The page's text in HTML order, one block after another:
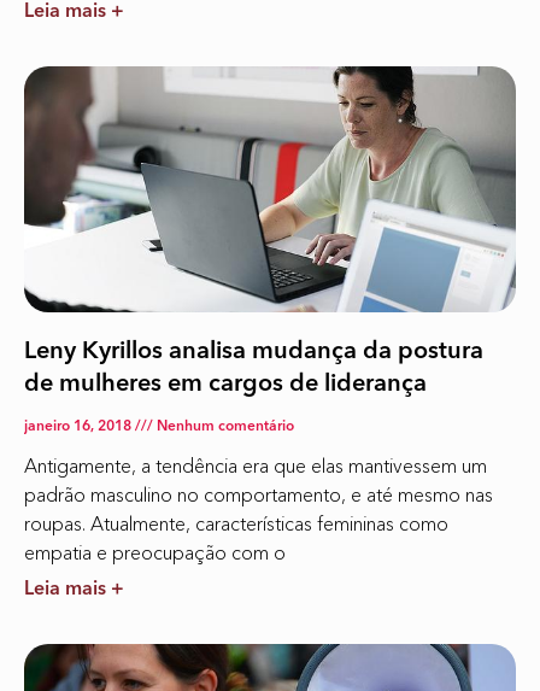
Leia mais +
Leny Kyrillos analisa mudança da postura
de mulheres em cargos de liderança
janeiro 16, 2018 Nenhum comentário
Antigamente, a tendência era que elas mantivessem um
padrão masculino no comportamento, e até mesmo nas
roupas. Atualmente, características femininas como
empatia e preocupação com o
Leia mais +